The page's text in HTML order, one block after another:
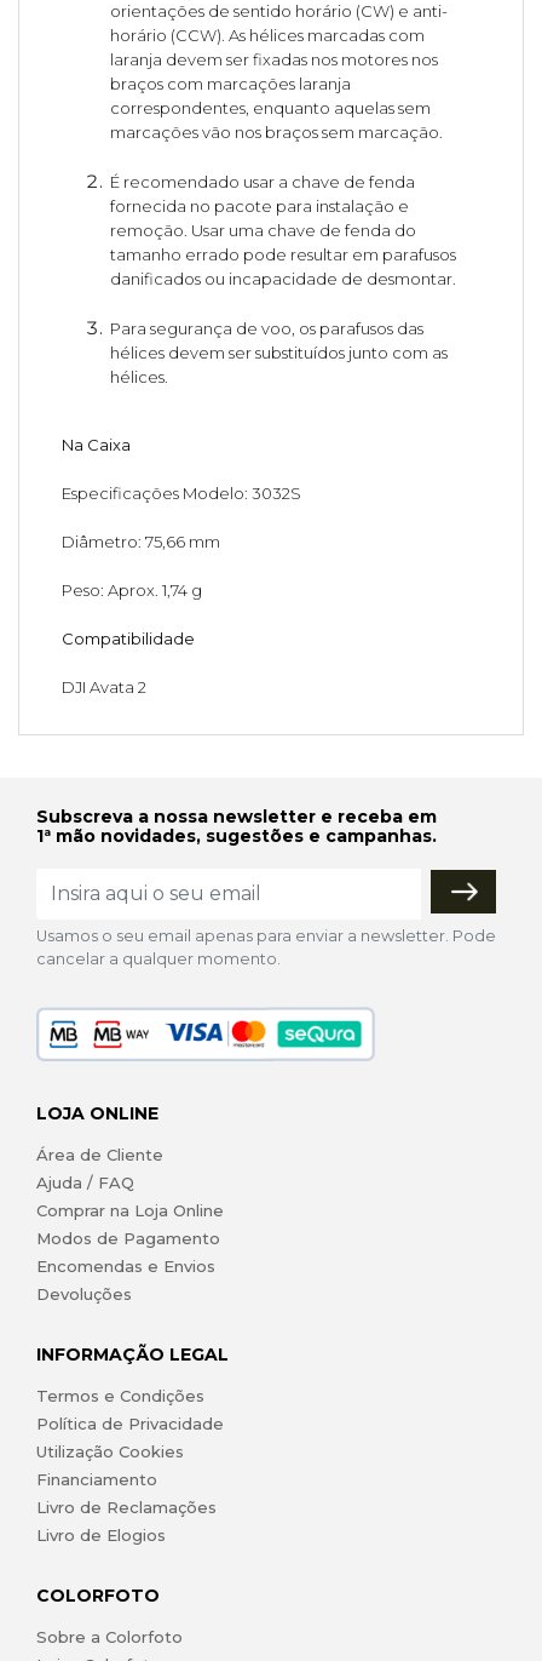
orientações de sentido horário (CW) e anti-
horário (CCW). As hélices marcadas com
laranja devem ser fixadas nos motores nos
braços com marcações laranja
correspondentes, enquanto aquelas sem
marcações vão nos braços sem marcação.
É recomendado usar a chave de fenda
fornecida no pacote para instalação e
remoção. Usar uma chave de fenda do
tamanho errado pode resultar em parafusos
danificados ou incapacidade de desmontar.
Para segurança de voo, os parafusos das
hélices devem ser substituídos junto com as
hélices.
Na Caixa
Especificações Modelo: 3032S
Diâmetro: 75,66 mm
Peso: Aprox. 1,74 g
Compatibilidade
DJI Avata 2
Subscreva a nossa newsletter e receba em
1ª mão novidades, sugestões e campanhas.
Usamos o seu email apenas para enviar a newsletter. Pode
cancelar a qualquer momento.
LOJA ONLINE
Área de Cliente
Ajuda / FAQ
Comprar na Loja Online
Modos de Pagamento
Encomendas e Envios
Devoluções
INFORMAÇÃO LEGAL
Termos e Condições
Política de Privacidade
Utilização Cookies
Financiamento
Livro de Reclamações
Livro de Elogios
COLORFOTO
Sobre a Colorfoto